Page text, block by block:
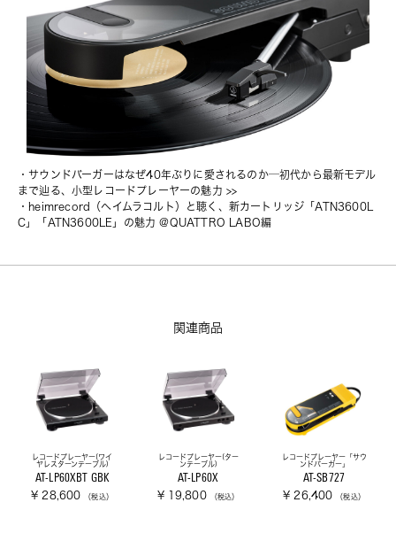
・サウンドバーガーはなぜ40年ぶりに愛されるのか─初代から最新モデル
まで辿る、小型レコードプレーヤーの魅力 >>
・heimrecord（ヘイムラコルト）と聴く、新カートリッジ「ATN3600L
C」「ATN3600LE」の魅力 @QUATTRO LABO編
関連商品
レコードプレーヤー(ワイ
ヤレスターンテーブル)
AT-LP60XBT GBK
¥ 28,600 （税込）
レコードプレーヤー(ター
ンテーブル)
AT-LP60X
¥ 19,800 （税込）
レコードプレーヤー「サウ
ンドバーガー」
AT-SB727
¥ 26,400 （税込）